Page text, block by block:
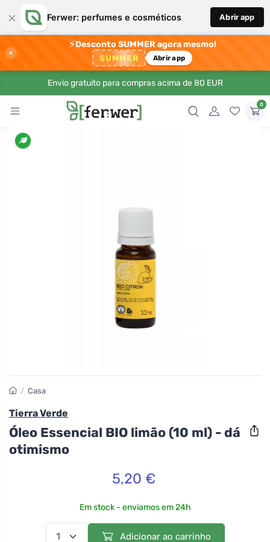
× Ferwer: perfumes e cosméticos Abrir app
×
⚡Desconto SUMMER agora mesmo!
SUMMER Abrir app
Envio gratuito para compras acima de 80 EUR
0
/ Casa
Tierra Verde
Óleo Essencial BIO limão (10 ml) - dá
otimismo
5,20 €
Em stock - enviamos em 24h
Adicionar ao carrinho